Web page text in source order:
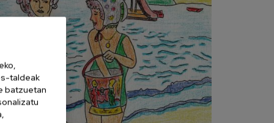
taldeak
batzuetan